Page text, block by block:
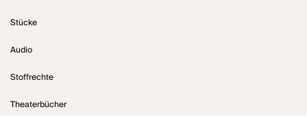
Stücke
Audio
Stoffrechte
Theaterbücher